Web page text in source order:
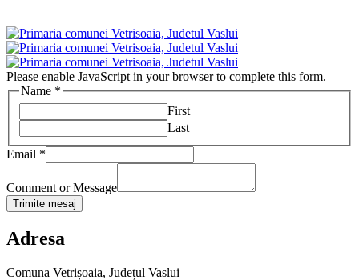
Please enable JavaScript in your browser to complete this form.
Name *
First
Last
Email *
Comment or Message
Trimite mesaj
Adresa
Comuna Vetrișoaia, Județul Vaslui